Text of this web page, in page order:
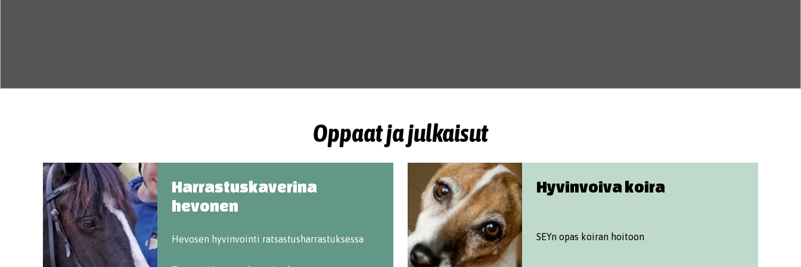
Oppaat ja julkaisut
Harrastuskaverina
hevonen
Hevosen hyvinvointi ratsastusharrastuksessa
Hyvinvoiva koira
SEYn opas koiran hoitoon